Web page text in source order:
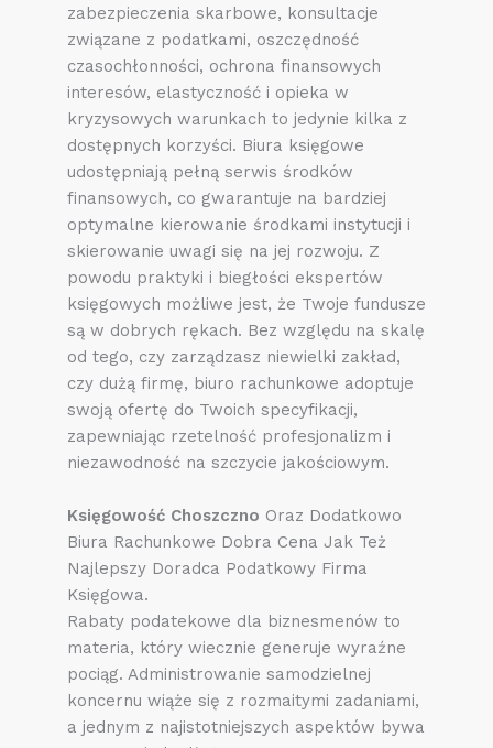
zabezpieczenia skarbowe, konsultacje
związane z podatkami, oszczędność
czasochłonności, ochrona finansowych
interesów, elastyczność i opieka w
kryzysowych warunkach to jedynie kilka z
dostępnych korzyści. Biura księgowe
udostępniają pełną serwis środków
finansowych, co gwarantuje na bardziej
optymalne kierowanie środkami instytucji i
skierowanie uwagi się na jej rozwoju. Z
powodu praktyki i biegłości ekspertów
księgowych możliwe jest, że Twoje fundusze
są w dobrych rękach. Bez względu na skalę
od tego, czy zarządzasz niewielki zakład,
czy dużą firmę, biuro rachunkowe adoptuje
swoją ofertę do Twoich specyfikacji,
zapewniając rzetelność profesjonalizm i
niezawodność na szczycie jakościowym.
Księgowość Choszczno Oraz Dodatkowo
Biura Rachunkowe Dobra Cena Jak Też
Najlepszy Doradca Podatkowy Firma
Księgowa.
Rabaty podatekowe dla biznesmenów to
materia, który wiecznie generuje wyraźne
pociąg. Administrowanie samodzielnej
koncernu wiąże się z rozmaitymi zadaniami,
a jednym z najistotniejszych aspektów bywa